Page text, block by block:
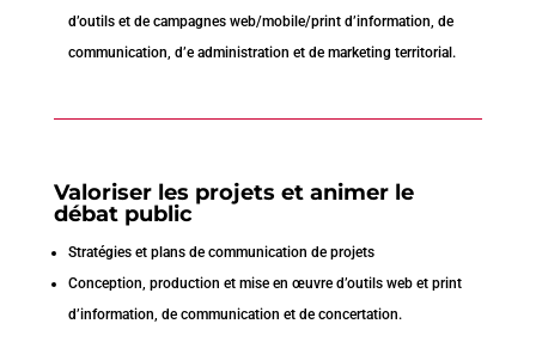
d’outils et de campagnes web/mobile/print d’information, de
communication, d’e administration et de marketing territorial.
Valoriser les projets et animer le
débat public
Stratégies et plans de communication de projets
Conception, production et mise en œuvre d’outils web et print
d’information, de communication et de concertation.